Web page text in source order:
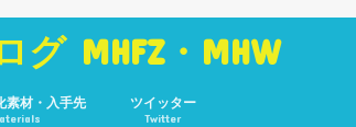
グ MHFZ・MHW
素材・入手先 ツイッター
Twitter